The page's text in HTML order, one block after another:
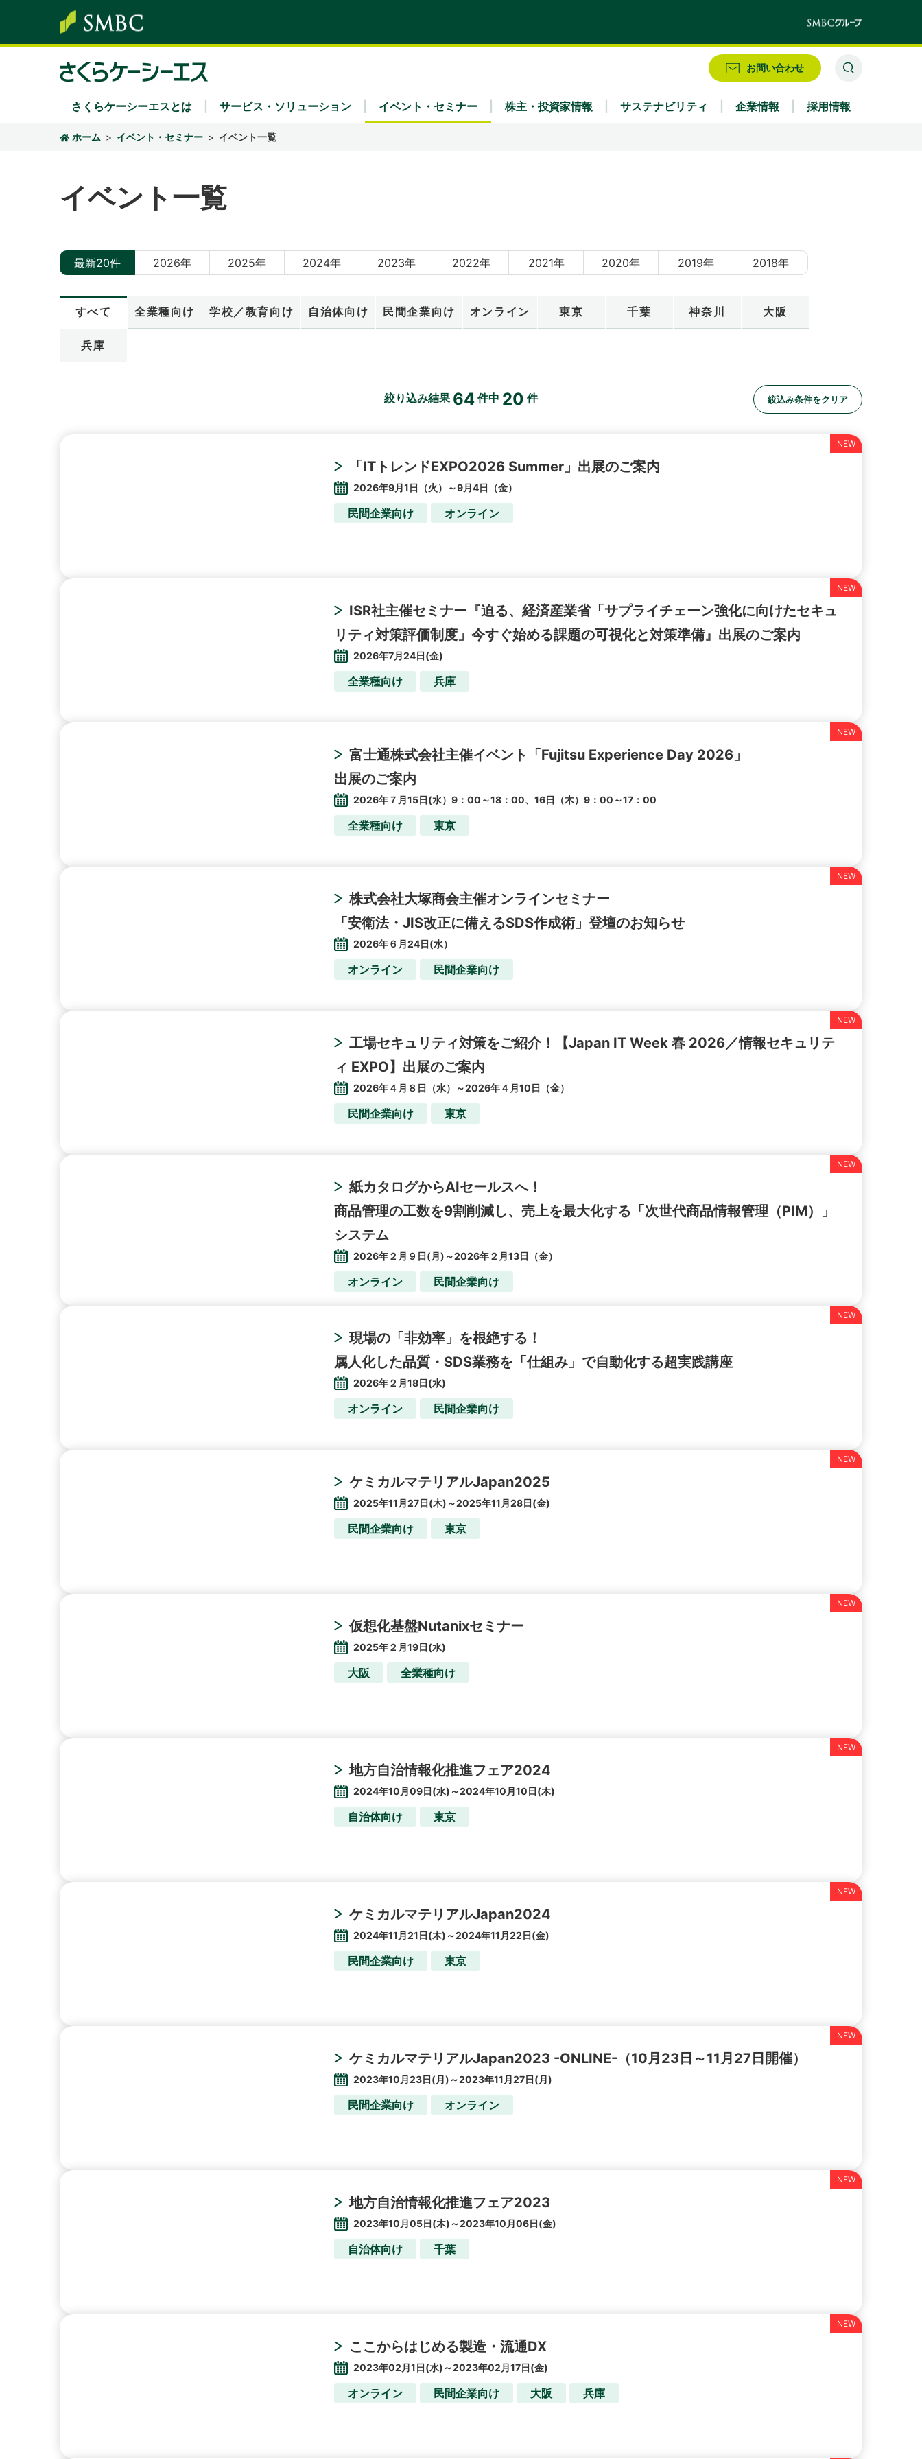
ホーム イベント・セミナー イベント一覧
イベント一覧
最新20件 2026年 2025年 2024年 2023年 2022年 2021年 2020年 2019年 2018年
すべて 全業種向け 学校／教育向け 自治体向け 民間企業向け オンライン 東京 千葉 神奈川 大阪
兵庫
絞込み条件をクリア
絞り込み結果 64 件中 20 件
「ITトレンドEXPO2026 Summer」出展のご案内
2026年9月1日（火）～9月4日（金）
民間企業向け オンライン
ISR社主催セミナー『迫る、経済産業省「サプライチェーン強化に向けたセキュ
リティ対策評価制度」今すぐ始める課題の可視化と対策準備』出展のご案内
2026年7月24日(金)
全業種向け 兵庫
富士通株式会社主催イベント「Fujitsu Experience Day 2026」
出展のご案内
2026年７月15日(水）9：00～18：00、16日（木）9：00～17：00
全業種向け 東京
株式会社大塚商会主催オンラインセミナー
「安衛法・JIS改正に備えるSDS作成術」登壇のお知らせ
2026年６月24日(水）
オンライン 民間企業向け
工場セキュリティ対策をご紹介！【Japan IT Week 春 2026／情報セキュリテ
ィ EXPO】出展のご案内
2026年４月８日（水）～2026年４月10日（金）
民間企業向け 東京
紙カタログからAIセールスへ！
商品管理の工数を9割削減し、売上を最大化する「次世代商品情報管理（PIM）」
システム
2026年２月９日(月)～2026年２月13日（金）
オンライン 民間企業向け
現場の「非効率」を根絶する！
属人化した品質・SDS業務を「仕組み」で自動化する超実践講座
2026年２月18日(水)
オンライン 民間企業向け
ケミカルマテリアルJapan2025
2025年11月27日(木)～2025年11月28日(金)
民間企業向け 東京
仮想化基盤Nutanixセミナー
2025年２月19日(水)
大阪 全業種向け
地方自治情報化推進フェア2024
2024年10月09日(水)～2024年10月10日(木)
自治体向け 東京
ケミカルマテリアルJapan2024
2024年11月21日(木)～2024年11月22日(金)
民間企業向け 東京
ケミカルマテリアルJapan2023 -ONLINE-（10月23日～11月27日開催）
2023年10月23日(月)～2023年11月27日(月)
民間企業向け オンライン
地方自治情報化推進フェア2023
2023年10月05日(木)～2023年10月06日(金)
自治体向け 千葉
ここからはじめる製造・流通DX
2023年02月1日(水)～2023年02月17日(金)
オンライン 民間企業向け 大阪 兵庫
お問い合わせ
さくらケーシーエスとは
ソリューション領域
サービス・ソリューション イベント・セミナー
経営方針・中期経営計画
ディスクロージャーポリシー 電子公告 免責事項
株主・投資家情報
さくらケーシーエスグループのサステナビリティ
サステナビリティ
社長あいさつ
認証・認定
企業情報
新卒採用
採用情報